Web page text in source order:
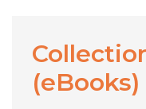
(eBooks)